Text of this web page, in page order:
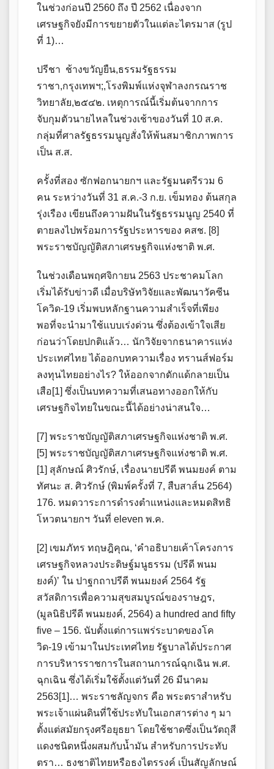
ในช่วงก่อนปี 2560 ถึง ปี 2562 เนื่องจาก
เศรษฐกิจยังมีการขยายตัวในแต่ละไตรมาส (รูป
ที่ 1)…
ปรีชา ช้างขวัญยืน,ธรรมรัฐธรรม
ราชา,กรุงเทพฯ;,โรงพิมพ์แห่งจุฬาลงกรณราช
วิทยาลัย,๒๕๔๒. เหตุการณ์นี้เริ่มต้นจากการ
จับกุมตัวนายไหลในช่วงเช้าของวันที่ 10 ส.ค.
กลุ่มที่ศาลรัฐธรรมนูญสั่งให้พ้นสมาชิกภาพการ
เป็น ส.ส.
ครั้งที่สอง ซักฟอกนายกฯ และรัฐมนตรีรวม 6
คน ระหว่างวันที่ 31 ส.ค.-3 ก.ย. เข็มทอง ต้นสกุล
รุ่งเรือง เขียนถึงความฝันในรัฐธรรมนูญ 2540 ที่
ตายลงไปพร้อมการรัฐประหารของ คสช. [8]
พระราชบัญญัติสภาเศรษฐกิจแห่งชาติ พ.ศ.
ในช่วงเดือนพฤศจิกายน 2563 ประชาคมโลก
เริ่มได้รับข่าวดี เมื่อบริษัทวิจัยและพัฒนาวัคซีน
โควิด-19 เริ่มพบหลักฐานความสำเร็จที่เพียง
พอที่จะนำมาใช้แบบเร่งด่วน ซึ่งต้องเข้าใจเสีย
ก่อนว่าโดยปกติแล้ว… นักวิจัยจากธนาคารแห่ง
ประเทศไทย ได้ออกบทความเรื่อง ทรานส์ฟอร์ม
ลงทุนไทยอย่างไร? ให้ออกจากดักแด้กลายเป็น
เสือ[1] ซึ่งเป็นบทความที่เสนอทางออกให้กับ
เศรษฐกิจไทยในขณะนี้ได้อย่างน่าสนใจ…
[7] พระราชบัญญัติสภาเศรษฐกิจแห่งชาติ พ.ศ.
[5] พระราชบัญญัติสภาเศรษฐกิจแห่งชาติ พ.ศ.
[1] สุลักษณ์ ศิวรักษ์, เรื่องนายปรีดี พนมยงค์ ตาม
ทัศนะ ส. ศิวรักษ์ (พิมพ์ครั้งที่ 7, สืบสาส์น 2564)
176. หมดวาระการดำรงตำแหน่งและหมดสิทธิ
โหวตนายกฯ วันที่ eleven พ.ค.
[2] เขมภัทร ทฤษฎิคุณ, ‘คำอธิบายเค้าโครงการ
เศรษฐกิจหลวงประดิษฐ์มนูธรรม (ปรีดี พนม
ยงค์)’ ใน ปาฐกถาปรีดี พนมยงค์ 2564 รัฐ
สวัสดิการเพื่อความสุขสมบูรณ์ของราษฎร,
(มูลนิธิปรีดี พนมยงค์, 2564) a hundred and fifty
five – 156. นับตั้งแต่การแพร่ระบาดของโค
วิด-19 เข้ามาในประเทศไทย รัฐบาลได้ประกาศ
การบริหารราชการในสถานการณ์ฉุกเฉิน พ.ศ.
ฉุกเฉิน ซึ่งได้เริ่มใช้ตั้งแต่วันที่ 26 มีนาคม
2563[1]… พระราชลัญจกร คือ พระตราสำหรับ
พระเจ้าแผ่นดินที่ใช้ประทับในเอกสารต่าง ๆ มา
ตั้งแต่สมัยกรุงศรีอยุธยา โดยใช้ชาดซึ่งเป็นวัตถุสี
แดงชนิดหนึ่งผสมกับน้ำมัน สำหรับการประทับ
ตรา… ธงชาติไทยหรือธงไตรรงค์ เป็นสัญลักษณ์